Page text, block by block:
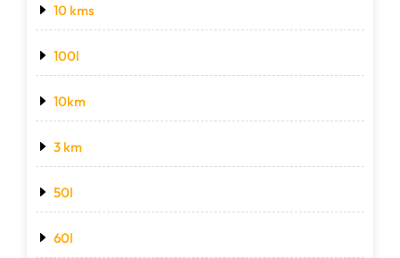
10 kms
100l
10km
3 km
50l
60l